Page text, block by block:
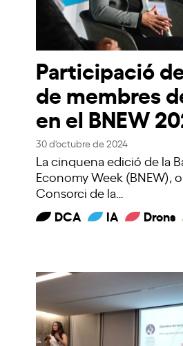
Participació
de membres
en el BNEW
30 d'octubre de 2024
La cinquena edició de la
Economy Week (BNEW),
Consorci de la…
DCA IA Drons